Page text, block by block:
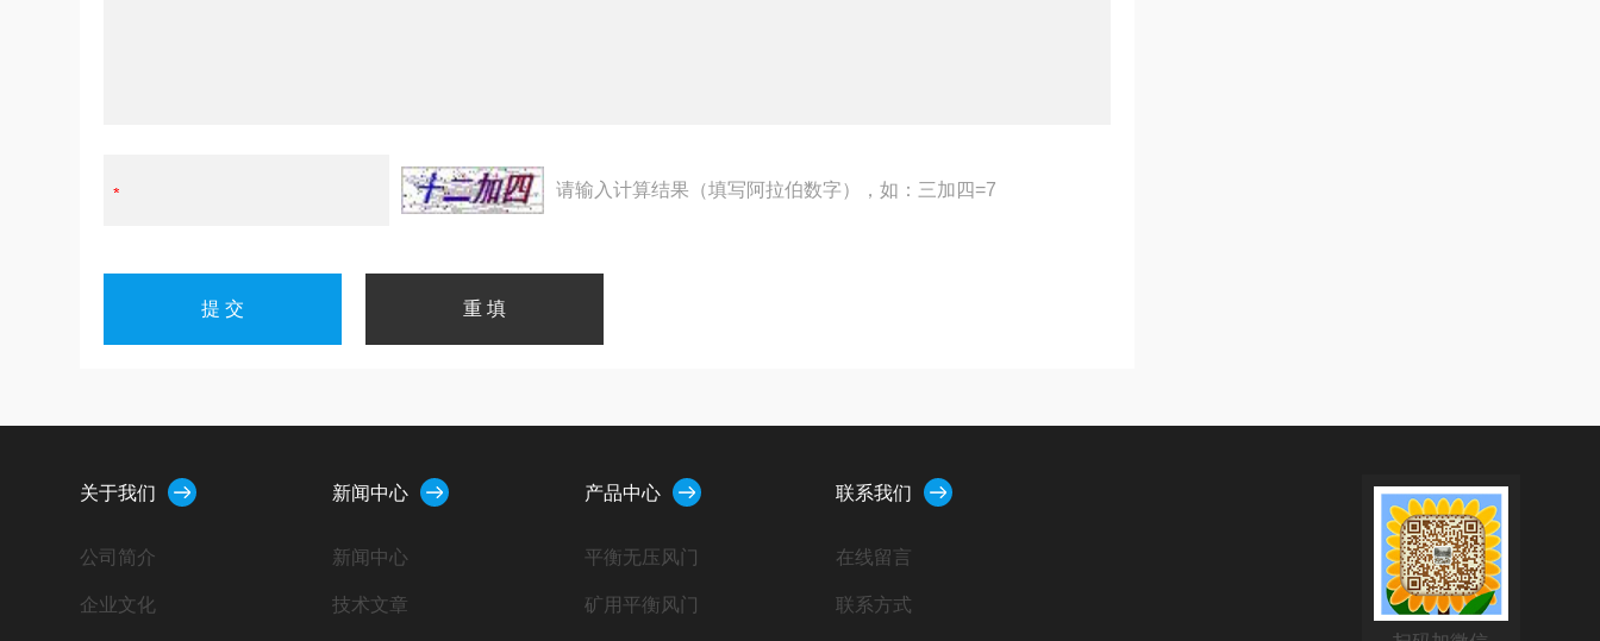
请输入计算结果（填写阿拉伯数字），如：三加四=7
关于我们
公司简介
企业文化
新闻中心
新闻中心
技术文章
产品中心
平衡无压风门
矿用平衡风门
联系我们
在线留言
联系方式